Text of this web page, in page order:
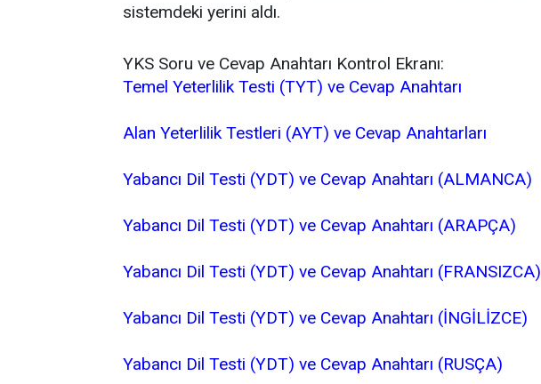
sistemdeki yerini aldı.
YKS Soru ve Cevap Anahtarı Kontrol Ekranı:
Temel Yeterlilik Testi (TYT) ve Cevap Anahtarı
Alan Yeterlilik Testleri (AYT) ve Cevap Anahtarları
Yabancı Dil Testi (YDT) ve Cevap Anahtarı (ALMANCA)
Yabancı Dil Testi (YDT) ve Cevap Anahtarı (ARAPÇA)
Yabancı Dil Testi (YDT) ve Cevap Anahtarı (FRANSIZCA)
Yabancı Dil Testi (YDT) ve Cevap Anahtarı (İNGİLİZCE)
Yabancı Dil Testi (YDT) ve Cevap Anahtarı (RUSÇA)